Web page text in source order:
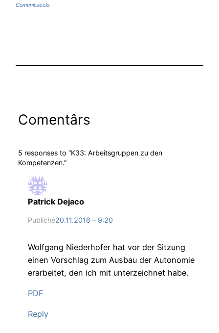
Comunicacelo.
Comentârs
5 responses to “K33: Arbeitsgruppen zu den
Kompetenzen.”
Patrick Dejaco
Publiché20.11.2016 – 9:20
Wolfgang Niederhofer hat vor der Sitzung
einen Vorschlag zum Ausbau der Autonomie
erarbeitet, den ich mit unterzeichnet habe.
PDF
Reply